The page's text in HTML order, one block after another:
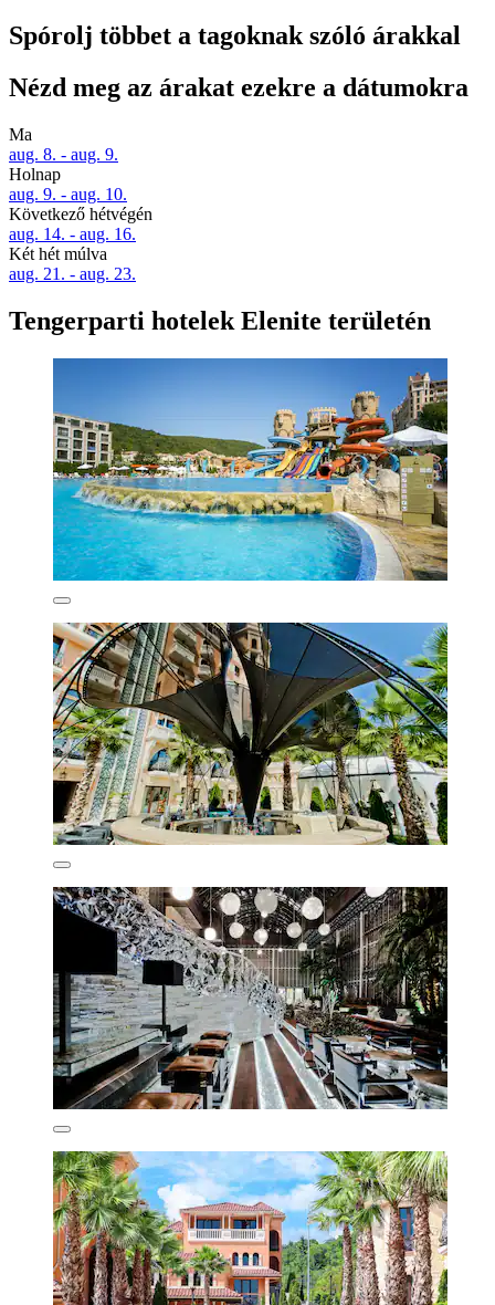
Spórolj többet a tagoknak szóló árakkal
Nézd meg az árakat ezekre a dátumokra
Ma
aug. 8. - aug. 9.
Holnap
aug. 9. - aug. 10.
Következő hétvégén
aug. 14. - aug. 16.
Két hét múlva
aug. 21. - aug. 23.
Tengerparti hotelek Elenite területén